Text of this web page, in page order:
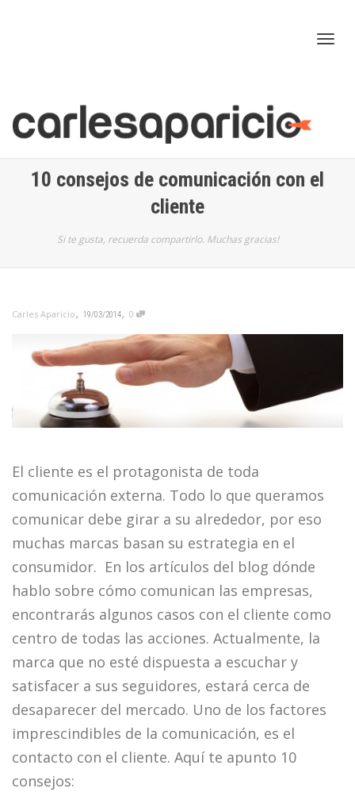
10 consejos de comunicación con el
cliente
Si te gusta, recuerda compartirlo. Muchas gracias!
Carles Aparicio, 19/03/2014, 0
El cliente es el protagonista de toda
comunicación externa. Todo lo que queramos
comunicar debe girar a su alrededor, por eso
muchas marcas basan su estrategia en el
consumidor. En los artículos del blog dónde
hablo sobre cómo comunican las empresas,
encontrarás algunos casos con el cliente como
centro de todas las acciones. Actualmente, la
marca que no esté dispuesta a escuchar y
satisfacer a sus seguidores, estará cerca de
desaparecer del mercado. Uno de los factores
imprescindibles de la comunicación, es el
contacto con el cliente. Aquí te apunto 10
consejos: